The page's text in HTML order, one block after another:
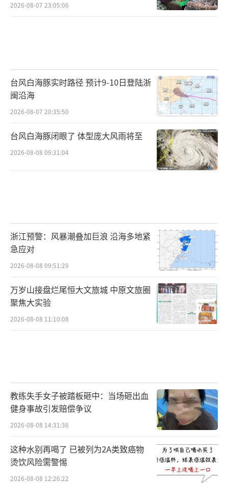
2026-08-07 23:05:06
台风白海豚实时路径 预计9-10日登陆浙
闽沿海
2026-08-07 20:35:50
台风白海豚闭眼了 体型庞大风雨将至
2026-08-08 09:31:04
浙江预警：风暴潮叠加巨浪 沿海多地紧
急应对
2026-08-08 09:51:29
万岁山接盘烂尾恒大文旅城 中原文旅圈
聚焦大实验
2026-08-08 11:10:08
教练失手女子被踏板砸中：当场砸出血
健身事故引发赔偿争议
2026-08-08 14:31:36
这种水别再喝了 已被列为2A类致癌物
烫饮风险需警惕
2026-08-08 12:26:22